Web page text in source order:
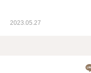
2023.05.27